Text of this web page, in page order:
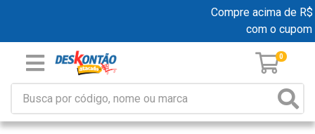
Compre acima de R$
com o cupom
0